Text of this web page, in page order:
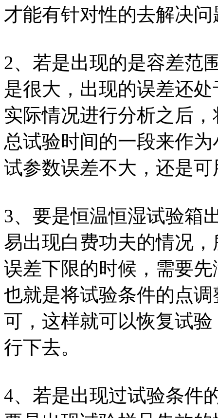
才能有针对性的去解决问
2、若是出现的是容差范
是很大，出现的误差还
实际情况进行分析之后
总试验时间的一段来作
试参数误差不大，还是可
3、要是恒温恒湿试验箱
易出现白费功夫的情况
误差下限的时候，需要
也就是将试验条件的点
可，这样就可以恢复试
行下去。
4、若是出现过试验条件